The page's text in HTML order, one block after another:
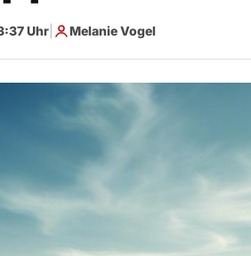
Uhr Melanie Vogel